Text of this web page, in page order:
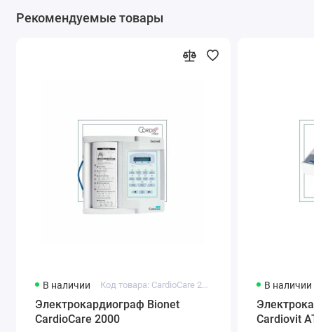
Рекомендуемые товары
В наличии Код товара: CardioCare 2000
Электрокардиограф Bionet
CardioCare 2000
В наличии
Cardiovit